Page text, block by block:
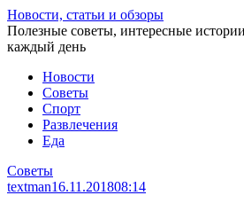
Перейти
к
статье
Новости, статьи и обзоры
Полезные советы, интересные
каждый день
Новости
Советы
Спорт
Развлечения
Еда
Советы
textman16.11.201808:14